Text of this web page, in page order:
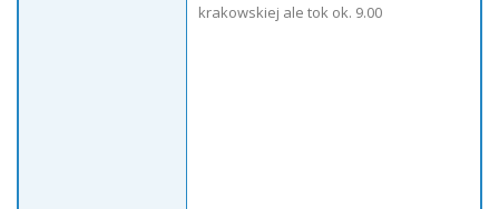
krakowskiej ale tok ok. 9.00